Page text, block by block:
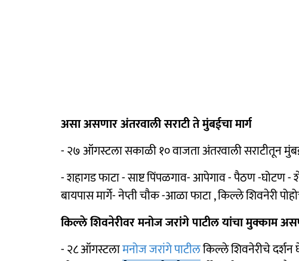
असा असणार अंतरवाली सराटी ते मुंबईचा मार्ग
- २७ ऑगस्टला सकाळी १० वाजता अंतरवाली सराटीतून
- शहागड फाटा - साष्ट पिंपळगाव- आपेगाव - पैठण -घोटण -
बायपास मार्गे- नेप्ती चौक -आळा फाटा , किल्ले शिवनेरी
किल्ले शिवनेरीवर मनोज जरांगे पाटील यांचा मुक्काम
- २८ ऑगस्टलामनोज जरांगे पाटीलकिल्ले शिवनेरीचे